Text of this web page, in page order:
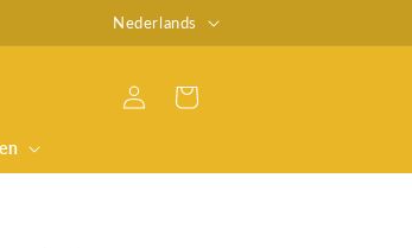
a nuestro Blog
T
a
Nederlands
InloggenWinkelwagen